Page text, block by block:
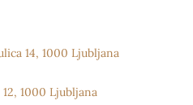
14, 1000 Ljubljana
1000 Ljubljana